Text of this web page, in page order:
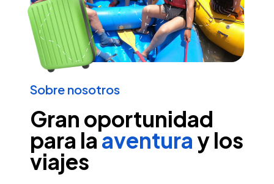
Sobre nosotros
Gran oportunidad
para laaventura y los
viajes